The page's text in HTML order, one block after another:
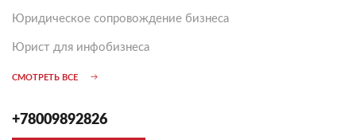
Юридическое сопровождение бизнеса
Юрист для инфобизнеса
СМОТРЕТЬ ВСЕ
+78009892826